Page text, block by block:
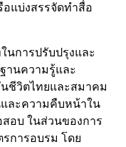
แบ่งสรรจัดทำสื่อ
นการปรับปรุงและ
านความรู้และ
ชีวิตไทยและสมาคม
ละความคืบหน้าใน
อบ ในส่วนของการ
การอบรม โดย